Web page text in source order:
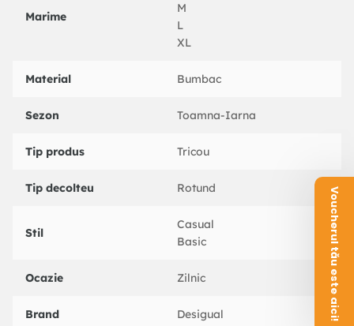
Marime
M
L
XL
Material Bumbac
Sezon Toamna-Iarna
Tip produs Tricou
Tip decolteu Rotund
Stil
Casual
Basic
Ocazie Zilnic
Brand Desigual Voucherul tău este aici!